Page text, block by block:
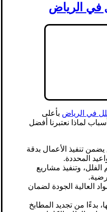
في الرياض
في الرياض بأعلى
لماذا نعتبرنا أفضل
تنفيذ الأعمال بدقة
المحددة.
وتنفيذ مشاريع
العالية الجودة لضمان
بدءًا من تجديد المطابخ